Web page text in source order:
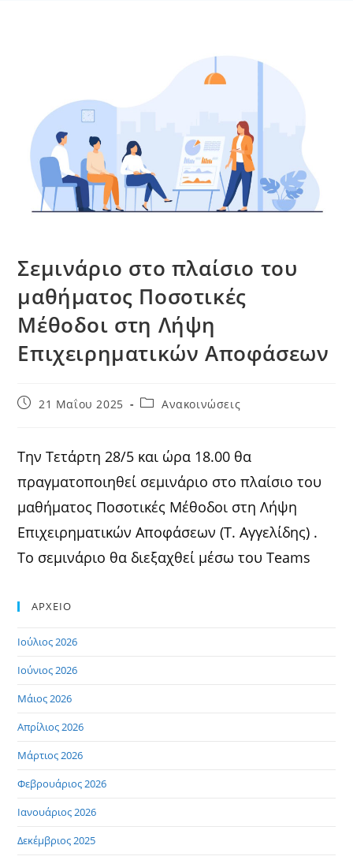
Σεμινάριο στο πλαίσιο του
μαθήματος Ποσοτικές
Μέθοδοι στη Λήψη
Επιχειρηματικών Αποφάσεων
Post21 Μαΐου 2025
PostΑνακοινώσεις
Την Τετάρτη 28/5 και ώρα 18.00 θα
πραγματοποιηθεί σεμινάριο στο πλαίσιο του
μαθήματος Ποσοτικές Μέθοδοι στη Λήψη
Επιχειρηματικών Αποφάσεων (Τ. Αγγελίδης) .
Το σεμινάριο θα διεξαχθεί μέσω του Teams
ΑΡΧΕΙΟ
Ιούλιος 2026
Ιούνιος 2026
Μάιος 2026
Απρίλιος 2026
Μάρτιος 2026
Φεβρουάριος 2026
Ιανουάριος 2026
Δεκέμβριος 2025